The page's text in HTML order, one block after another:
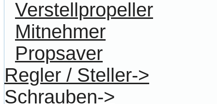
Verstellpropeller
Mitnehmer
Propsaver
Regler / Steller->
Schrauben->